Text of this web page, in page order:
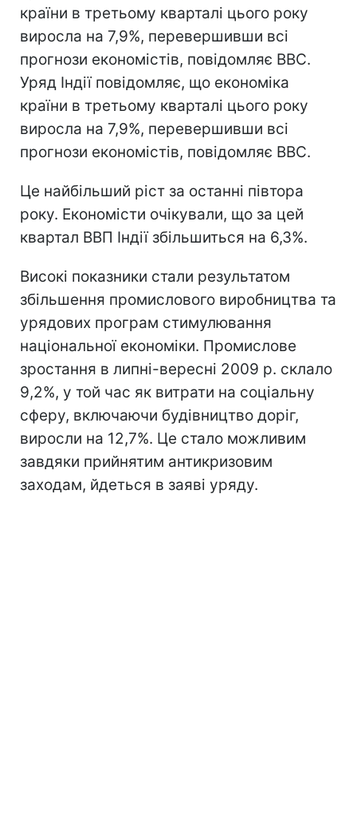
країни в третьому кварталі цього року
виросла на 7,9%, перевершивши всі
прогнози економістів, повідомляє ВВС.
Уряд Індії повідомляє, що економіка
країни в третьому кварталі цього року
виросла на 7,9%, перевершивши всі
прогнози економістів, повідомляє ВВС.
Це найбільший ріст за останні півтора
року. Економісти очікували, що за цей
квартал ВВП Індії збільшиться на 6,3%.
Високі показники стали результатом
збільшення промислового виробництва та
урядових програм стимулювання
національної економіки. Промислове
зростання в липні-вересні 2009 р. склало
9,2%, у той час як витрати на соціальну
сферу, включаючи будівництво доріг,
виросли на 12,7%. Це стало можливим
завдяки прийнятим антикризовим
заходам, йдеться в заяві уряду.